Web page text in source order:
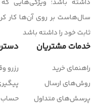
داشته باشد؛ ویژگی‌هایی
سال‌هاست بر روی آن‌ها کار
ثابت خود را داشته باشد
خدمات مشتریان
راهنمای خرید
روش‌های ارسال
پرسش‌های متداول
رزرو
حساب